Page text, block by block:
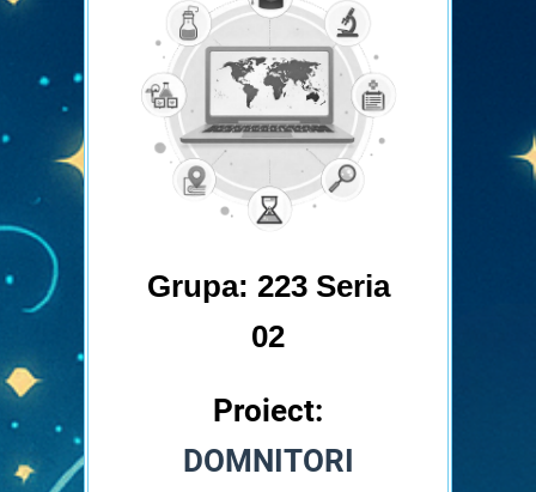
Grupa: 223 Seria
02
Proiect:
DOMNITORI